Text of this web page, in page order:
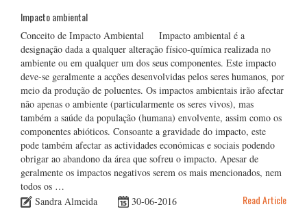
Impacto ambiental
Conceito de Impacto Ambiental Impacto ambiental é a
designação dada a qualquer alteração físico-química realizada no
ambiente ou em qualquer um dos seus componentes. Este impacto
deve-se geralmente a acções desenvolvidas pelos seres humanos, por
meio da produção de poluentes. Os impactos ambientais irão afectar
não apenas o ambiente (particularmente os seres vivos), mas
também a saúde da população (humana) envolvente, assim como os
componentes abióticos. Consoante a gravidade do impacto, este
pode também afectar as actividades económicas e sociais podendo
obrigar ao abandono da área que sofreu o impacto. Apesar de
geralmente os impactos negativos serem os mais mencionados, nem
todos os …
Sandra Almeida
30-06-2016 Read Article